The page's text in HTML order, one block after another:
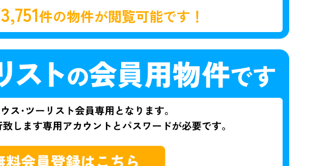
3,751件の物件が閲覧可能です！